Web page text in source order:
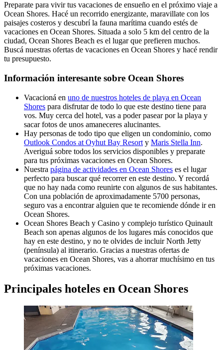
Preparate para vivir tus vacaciones de ensueño en el próximo viaje a
Ocean Shores. Hacé un recorrido energizante, maravillate con los
paisajes costeros y descubrí la fauna marítima cuando estés de
vacaciones en Ocean Shores. Situada a solo 5 km del centro de la
ciudad, Ocean Shores Beach es el lugar que prefieren muchos.
Buscá nuestras ofertas de vacaciones en Ocean Shores y hacé rendir
tu presupuesto.
Información interesante sobre Ocean Shores
Vacacioná en uno de nuestros hoteles de playa en Ocean
Shores para disfrutar de todo lo que este destino tiene para
vos. Muy cerca del hotel, vas a poder pasear por la playa y
sacar fotos de unos amaneceres alucinantes.
Hay personas de todo tipo que eligen un condominio, como
Outlook Condos at Oyhut Bay Resort y Maris Stella Inn.
Averiguá sobre todos los servicios disponibles y preparate
para tus próximas vacaciones en Ocean Shores.
Nuestra página de actividades en Ocean Shores es el lugar
perfecto para buscar qué recorrer en este destino. Y recordá
que no hay nada como reunirte con algunos de sus habitantes.
Con una población de aproximadamente 5700 personas,
seguro vas a encontrar alguien que te recomiende dónde ir en
Ocean Shores.
Ocean Shores Beach y Casino y complejo turístico Quinault
Beach son apenas algunos de los lugares más conocidos que
hay en este destino, y no te olvides de incluir North Jetty
(península) al itinerario. Gracias a nuestras ofertas de
vacaciones en Ocean Shores, vas a ahorrar muchísimo en tus
próximas vacaciones.
Principales hoteles en Ocean Shores